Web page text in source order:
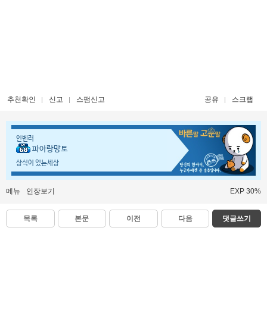
추천확인 신고 스팸신고 공유 스크랩
인벤러
파아랑망토
상식이 있는세상
메뉴 인장보기 EXP 30%
목록 본문 이전 다음 댓글쓰기